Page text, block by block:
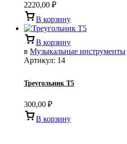
2220,00 ₽
В корзину
В корзину
в Музыкальные инструменты
Артикул: 14
Треугольник Т5
300,00 ₽
В корзину